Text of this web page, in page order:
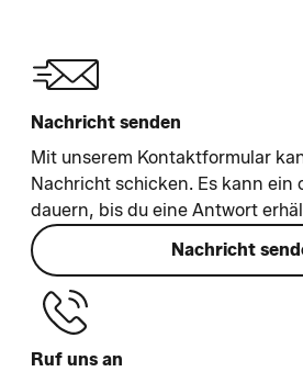
Nachricht senden
Mit unserem Kontaktformular
Nachricht schicken. Es kann ein
dauern, bis du eine Antwort
Nachricht
Ruf uns an